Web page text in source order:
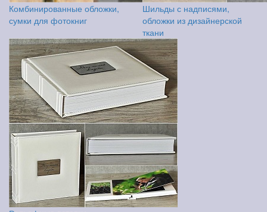
Комбинированные обложки,
сумки для фотокниг
Шильды с надписями,
обложки из дизайнерской
ткани